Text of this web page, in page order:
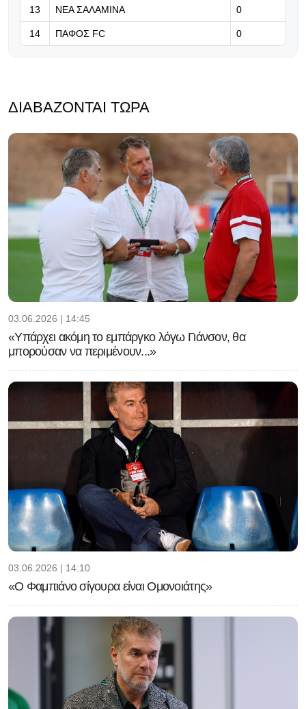
13 ΝΕΑ ΣΑΛΑΜΙΝΑ 0
14 ΠΑΦΟΣ FC 0
ΔΙΑΒΆΖΟΝΤΑΙ ΤΏΡΑ
03.06.2026 | 14:45
«Υπάρχει ακόμη το εμπάργκο λόγω Γιάνσον, θα
μπορούσαν να περιμένουν...»
03.06.2026 | 14:10
«Ο Φαμπιάνο σίγουρα είναι Ομονοιάτης»